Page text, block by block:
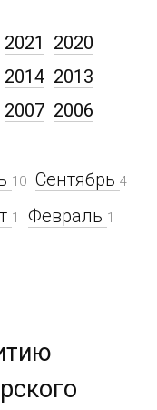
2021
2020
2014 2013
10 Сентябрь 4
1 Февраль 1
2007 2006